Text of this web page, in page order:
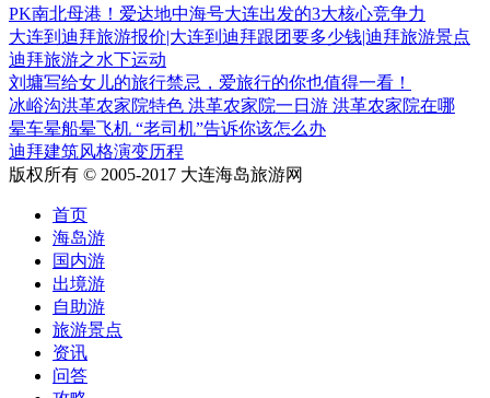
PK南北母港！爱达地中海号大连出发的3大核心竞争力
大连到迪拜旅游报价|大连到迪拜跟团要多少钱|迪拜旅游景点
迪拜旅游之水下运动
刘墉写给女儿的旅行禁忌，爱旅行的你也值得一看！
冰峪沟洪革农家院特色 洪革农家院一日游 洪革农家院在哪
晕车晕船晕飞机 “老司机”告诉你该怎么办
迪拜建筑风格演变历程
版权所有 © 2005-2017 大连海岛旅游网
首页
海岛游
国内游
出境游
自助游
旅游景点
资讯
问答